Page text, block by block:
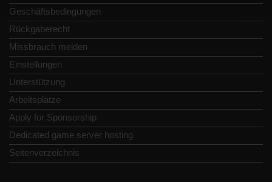
Geschäftsbedingungen
Rückgaberecht
Missbrauch melden
Einstellungen
Unterstützung
Arbeitsplätze
Apply for Sponsorship
Dedicated game server hosting
Seitenverzeichnis